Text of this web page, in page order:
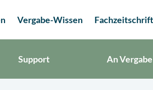
Vergabe-Wissen
Support An